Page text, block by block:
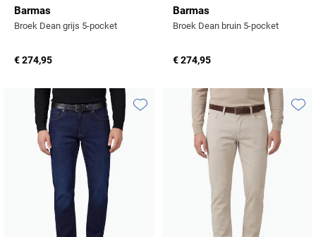
Vanguard
Slater
State of Art
Superdry
Tenson
Thomas Maine
Tommy Hilfiger
Tramarossa
Barmas
Broek Dean grijs 5-pocket
€ 274,95
Barmas
Broek Dean bruin 5-pocket
€ 274,95
Toevoegen aan favorieten